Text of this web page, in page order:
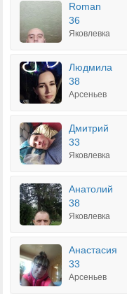
Roman
36
Яковлевка
Людмила
38
Арсеньев
Дмитрий
33
Яковлевка
Анатолий
38
Яковлевка
Анастасия
33
Арсеньев